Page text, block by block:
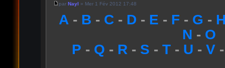
par Nayl » Mer 1 Fév 2012 17:48
A - B - C - D - E - F - G -
N - O
P - Q - R - S - T- U - V